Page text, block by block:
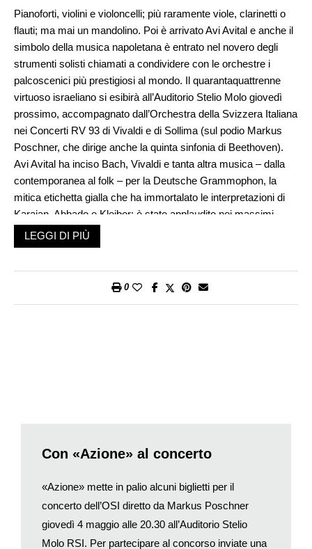
Pianoforti, violini e violoncelli; più raramente viole, clarinetti o
flauti; ma mai un mandolino. Poi è arrivato Avi Avital e anche il
simbolo della musica napoletana è entrato nel novero degli
strumenti solisti chiamati a condividere con le orchestre i
palcoscenici più prestigiosi al mondo. Il quarantaquattrenne
virtuoso israeliano si esibirà all’Auditorio Stelio Molo giovedì
prossimo, accompagnato dall’Orchestra della Svizzera Italiana
nei Concerti RV 93 di Vivaldi e di Sollima (sul podio Markus
Poschner, che dirige anche la quinta sinfonia di Beethoven).
Avi Avital ha inciso Bach, Vivaldi e tanta altra musica – dalla
contemporanea al folk – per la Deutsche Grammophon, la
mitica etichetta gialla che ha immortalato le interpretazioni di
Karajan, Abbado e Kleiber; è stato applaudito nei massimi
templi del concertismo mondiale, «anche all’Hollywood Bowl,
con la Los Angeles Philharmonic davanti a 13mila persone,
nello stesso luogo dove si erano esibiti i
quella musicalità che volevo per me, il mandolino risultò
Avital, più che a quel concerto, ama andare all’origine di
era trasferito Simcha Nathanson. Suonava il violino, ma c’era
LEGGI DI PIÙ
0
Con «Azione» al concerto
«Azione» mette in palio alcuni biglietti per il
concerto dell’OSI diretto da Markus Poschner
giovedì 4 maggio alle 20.30 all’Auditorio Stelio
Molo RSI. Per partecipare al concorso inviate una